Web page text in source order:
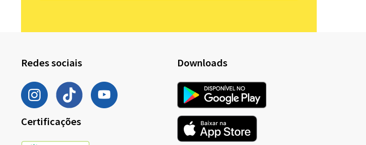
Redes sociais
Certificações
Downloads